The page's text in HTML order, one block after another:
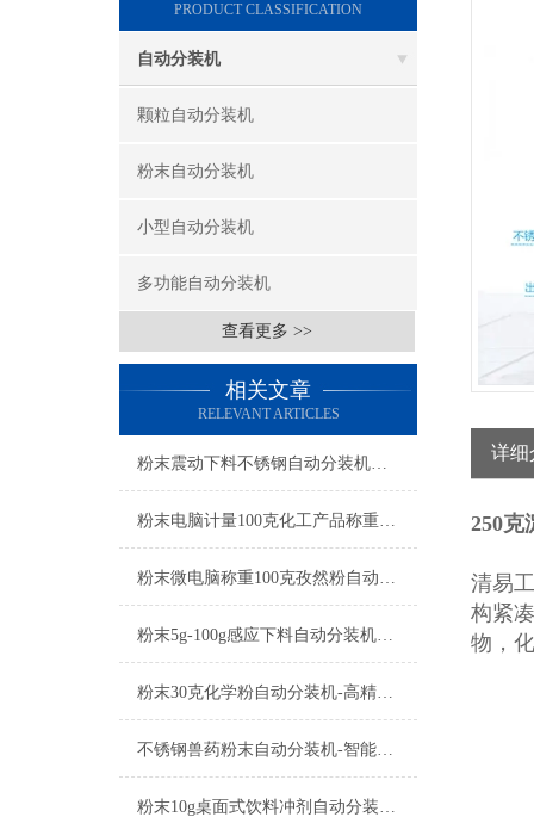
PRODUCT CLASSIFICATION
自动分装机
颗粒自动分装机
粉末自动分装机
小型自动分装机
多功能自动分装机
查看更多 >>
相关文章
RELEVANT ARTICLES
粉末震动下料不锈钢自动分装机产品简介
粉末电脑计量100克化工产品称重自动分装机简介
粉末微电脑称重100克孜然粉自动分装机产品简介
粉末5g-100g感应下料自动分装机厂家
粉末30克化学粉自动分装机-高精度分装设备可非标定制
不锈钢兽药粉末自动分装机-智能称重机厂家
粉末10g桌面式饮料冲剂自动分装机参数
详细
250克
清易
构紧
物，